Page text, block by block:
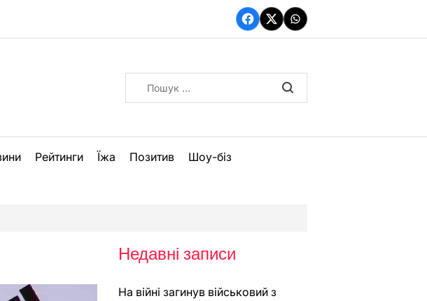
Facebook
TwitterWhatsApp
Рейтинги Їжа Позитив Шоу-біз
Недавні записи
На війні загинув військовий з